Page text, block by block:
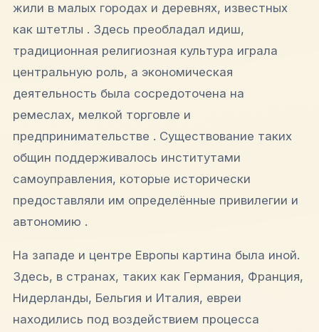
жили в малых городах и деревнях, известных
как штетлы . Здесь преобладал идиш,
традиционная религиозная культура играла
центральную роль, а экономическая
деятельность была сосредоточена на
ремеслах, мелкой торговле и
предпринимательстве . Существование таких
общин поддерживалось институтами
самоуправления, которые исторически
предоставляли им определённые привилегии и
автономию .
На западе и центре Европы картина была иной.
Здесь, в странах, таких как Германия, Франция,
Нидерланды, Бельгия и Италия, евреи
находились под воздействием процесса